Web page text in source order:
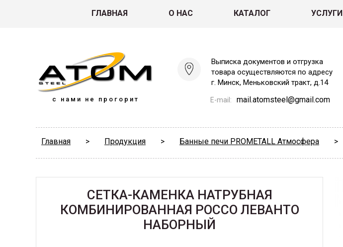
ГЛАВНАЯ О НАС КАТАЛОГ УСЛУГИ
с нами не прогорит
Выписка документов и отгрузка
товара осуществляются по адресу
г. Минск, Меньковский тракт, д.14
E-mail: mail.atomsteel@gmail.com
Главная > Продукция > Банные печи PROMETALL Атмосфера >
СЕТКА-КАМЕНКА НАТРУБНАЯ
КОМБИНИРОВАННАЯ РОССО ЛЕВАНТО
НАБОРНЫЙ